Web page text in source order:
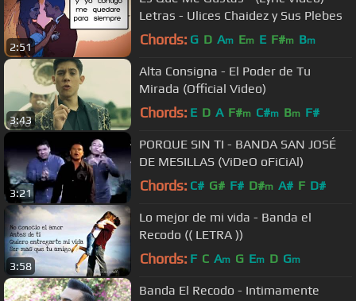
2:51
Letras - Ulices Chaidez y Sus Plebes
Chords: G D Am Em E F#m Bm
3:43
Alta Consigna - El Poder de Tu
Mirada (Official Video)
Chords: E D A F#m C#m Bm F#
3:21
PORQUE SIN TI - BANDA SAN JOSÉ
DE MESILLAS (ViDeO oFiCiAl)
Chords: C# G# F# D#m A# F D#
3:58
Lo mejor de mi vida - Banda el
Recodo (( LETRA ))
Chords: F C Am G Em D Gm
Banda El Recodo - Intimamente